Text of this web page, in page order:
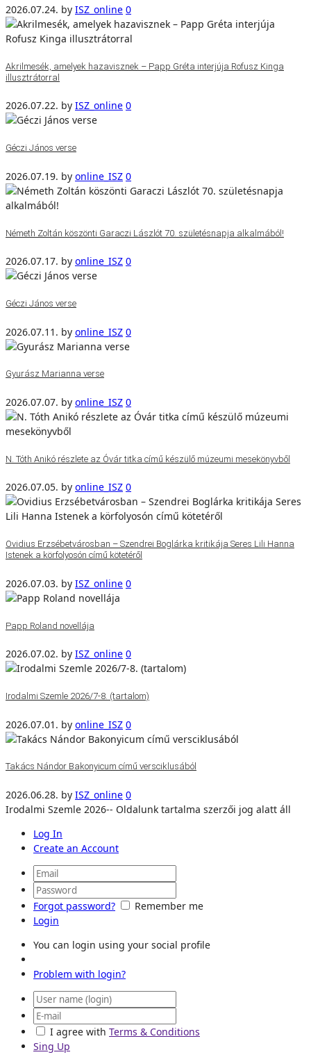
2026.07.24. by ISZ_online 0
Akrilmesék, amelyek hazavisznek – Papp Gréta interjúja Rofusz Kinga
illusztrátorral
2026.07.22. by ISZ_online 0
Géczi János verse
2026.07.19. by online_ISZ 0
Németh Zoltán köszönti Garaczi Lászlót 70. születésnapja alkalmából!
2026.07.17. by online_ISZ 0
Géczi János verse
2026.07.11. by online_ISZ 0
Gyurász Marianna verse
2026.07.07. by online_ISZ 0
N. Tóth Anikó részlete az Óvár titka című készülő múzeumi mesekönyvből
2026.07.05. by online_ISZ 0
Ovidius Erzsébetvárosban – Szendrei Boglárka kritikája Seres Lili Hanna
Istenek a körfolyosón című kötetéről
2026.07.03. by ISZ_online 0
Papp Roland novellája
2026.07.02. by ISZ_online 0
Irodalmi Szemle 2026/7-8. (tartalom)
2026.07.01. by online_ISZ 0
Takács Nándor Bakonyicum című versciklusából
2026.06.28. by ISZ_online 0
Irodalmi Szemle 2026-- Oldalunk tartalma szerzői jog alatt áll
Log In
Create an Account
Forgot password?
Remember me
Login
You can login using your social profile
Problem with login?
I agree with Terms & Conditions
Sing Up